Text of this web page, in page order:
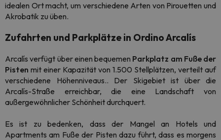
idealen Ort macht, um verschiedene Arten von Pirouetten und
Akrobatik zu üben.
Zufahrten und Parkplätze in Ordino Arcalís
Arcalís verfügt über einen bequemen Parkplatz am Fuße der
Pisten mit einer Kapazität von 1.500 Stellplätzen, verteilt auf
verschiedene Höhenniveaus.. Der Skigebiet ist über die
Arcalís-Straße erreichbar, die eine Landschaft von
außergewöhnlicher Schönheit durchquert.
Es ist zu bedenken, dass der Mangel an Hotels und
Apartments am Fuße der Pisten dazu führt, dass es morgens